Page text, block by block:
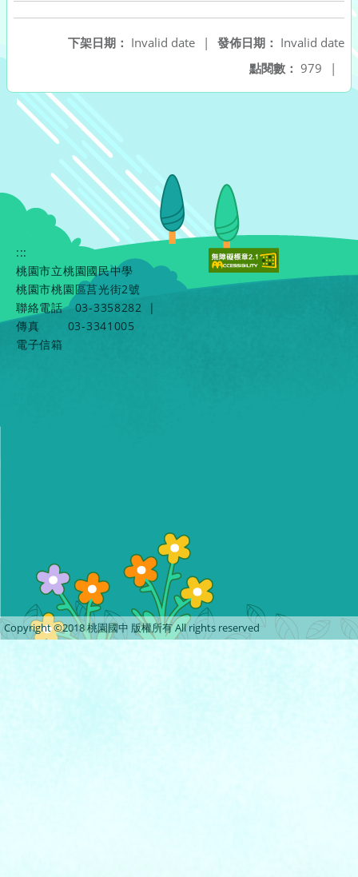
發佈日期： Invalid date
下架日期： Invalid date
|
點閱數： 979 |
:::
桃園市立桃園國民中學
桃園市桃園區莒光街2號
聯絡電話
03-3358282
|
傳真
03-3341005
電子信箱
Copyright ©2018 桃園國中 版權所有 All rights reserved